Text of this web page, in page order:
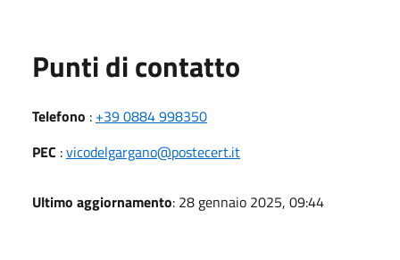
Punti di contatto
Telefono : +39 0884 998350
PEC :vicodelgargano@postecert.it
Ultimo aggiornamento: 28 gennaio 2025, 09:44